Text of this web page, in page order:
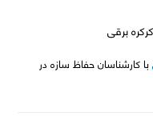
برقی
با کارشناسان حفاظ سازه در